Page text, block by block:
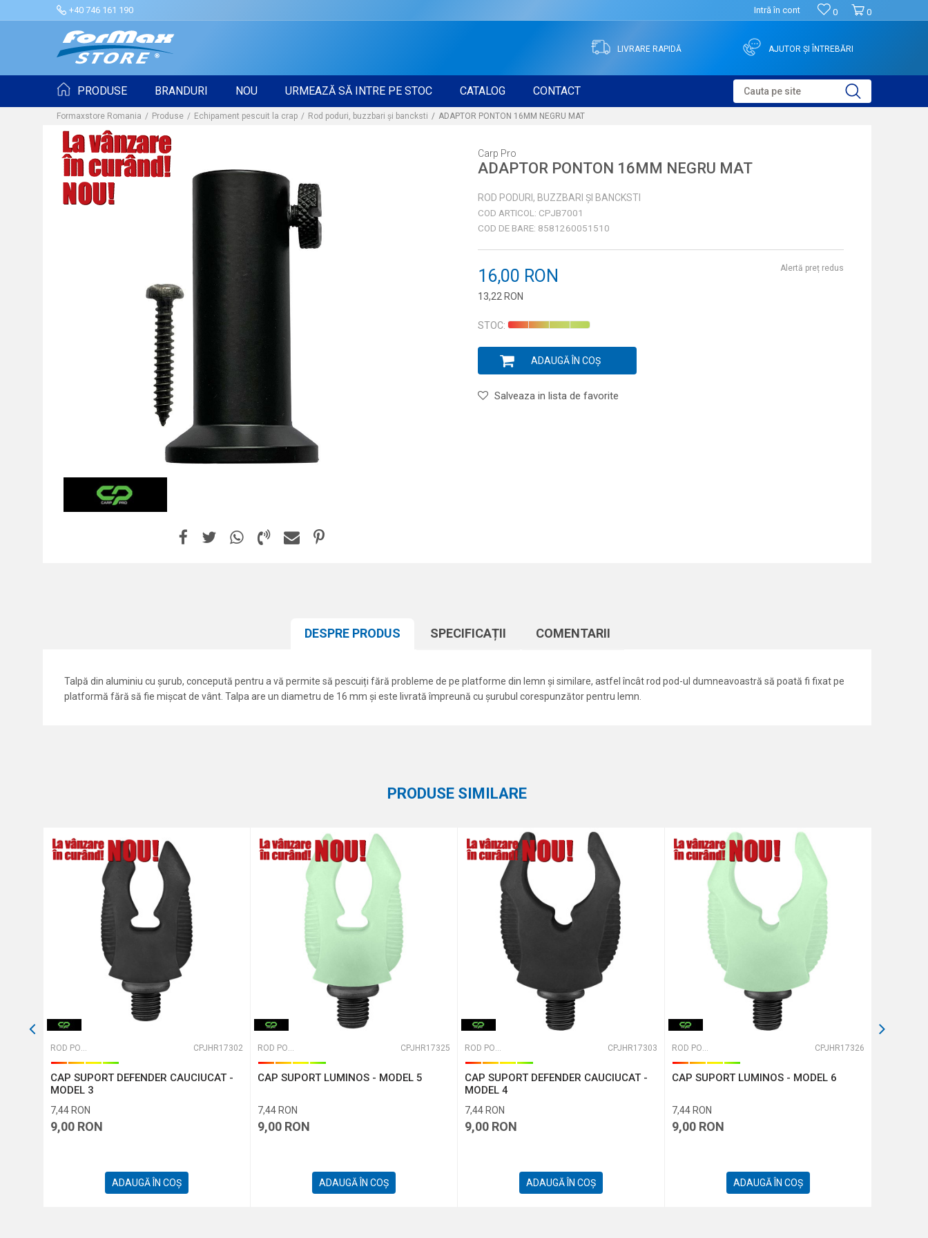
+40 746 161 190 0
0
Intră în cont
LIVRARE RAPIDĂ AJUTOR ȘI ÎNTREBĂRI
PRODUSE BRANDURI NOU URMEAZĂ SĂ INTRE PE STOC CATALOG CONTACT Cauta pe site
Formaxstore Romania Produse Echipament pescuit la crap Rod poduri, buzzbari și bancksti ADAPTOR PONTON 16MM NEGRU MAT
Carp Pro
ADAPTOR PONTON 16MM NEGRU MAT
ROD PODURI, BUZZBARI ȘI BANCKSTI
COD ARTICOL: CPJB7001
COD DE BARE: 8581260051510
16,00 RON
13,22 RON
Alertă preț redus
STOC:
ADAUGĂ ÎN COȘ
Salveaza in lista de favorite
DESPRE PRODUS SPECIFICAȚII COMENTARII
Talpă din aluminiu cu șurub, concepută pentru a vă permite să pescuiți fără probleme de pe platforme din lemn și similare, astfel încât rod pod-ul dumneavoastră să poată fi fixat pe
platformă fără să fie mișcat de vânt. Talpa are un diametru de 16 mm și este livrată împreună cu șurubul corespunzător pentru lemn.
Protectie anti-spam - calculeaza 2 + 3 :
PRODUSE SIMILARE
ROD PODURI, BUZZBARI ȘI BANCKSTI CPJHR17302
CAP SUPORT DEFENDER CAUCIUCAT -
MODEL 3
7,44 RON
9,00 RON
ADAUGĂ ÎN COȘ
ROD PODURI, BUZZBARI ȘI BANCKSTI CPJHR17325
CAP SUPORT LUMINOS - MODEL 5
7,44 RON
9,00 RON
ADAUGĂ ÎN COȘ
ROD PODURI, BUZZBARI ȘI BANCKSTI CPJHR17303
CAP SUPORT DEFENDER CAUCIUCAT -
MODEL 4
7,44 RON
9,00 RON
ADAUGĂ ÎN COȘ
ROD PODURI, BUZZBARI ȘI BANCKSTI CPJHR17326
CAP SUPORT LUMINOS - MODEL 6
7,44 RON
9,00 RON
ADAUGĂ ÎN COȘ